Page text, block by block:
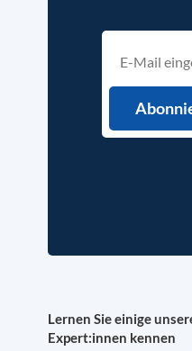
Lernen Sie einige
Expert:innen kennen